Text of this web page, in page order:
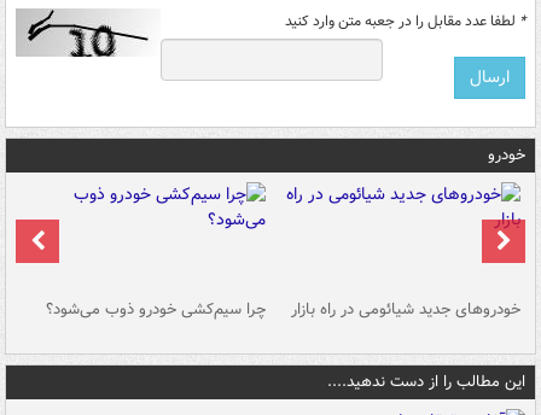
* لطفا عدد مقابل را در جعبه متن وارد کنید
خودرو
خودروهای جدید شیائومی در راه بازار چرا سیم‌کشی خودرو ذوب می‌شود؟
این مطالب را از دست ندهید....